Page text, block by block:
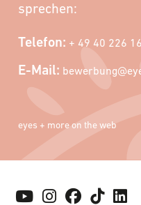
sprechen:
Telefon: + 49 40 226
E-Mail:
eyes + more on the web